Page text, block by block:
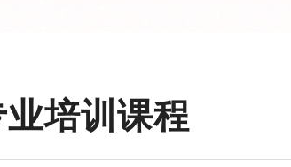
培训课程